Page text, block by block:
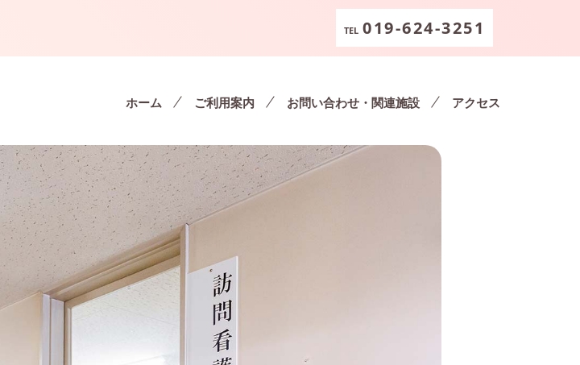
TEL 019-624-3251
ホーム ご利用案内 お問い合わせ・関連施設 アクセス